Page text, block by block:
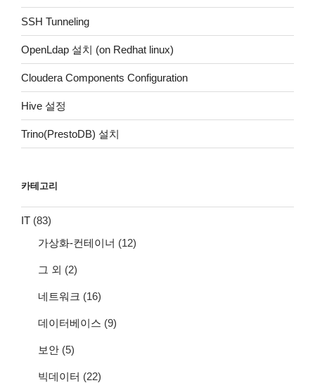
SSH Tunneling
OpenLdap 설치 (on Redhat linux)
Cloudera Components Configuration
Hive 설정
Trino(PrestoDB) 설치
카테고리
IT (83)
가상화-컨테이너 (12)
그 외 (2)
네트워크 (16)
데이터베이스 (9)
보안 (5)
빅데이터 (22)